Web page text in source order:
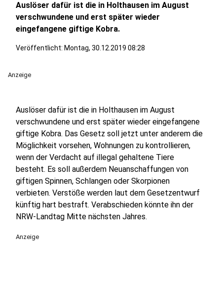
Auslöser dafür ist die in Holthausen im August
verschwundene und erst später wieder
eingefangene giftige Kobra.
Veröffentlicht: Montag, 30.12.2019 08:28
Anzeige
Auslöser dafür ist die in Holthausen im August
verschwundene und erst später wieder eingefangene
giftige Kobra. Das Gesetz soll jetzt unter anderem die
Möglichkeit vorsehen, Wohnungen zu kontrollieren,
wenn der Verdacht auf illegal gehaltene Tiere
besteht. Es soll außerdem Neuanschaffungen von
giftigen Spinnen, Schlangen oder Skorpionen
verbieten. Verstöße werden laut dem Gesetzentwurf
künftig hart bestraft. Verabschieden könnte ihn der
NRW-Landtag Mitte nächsten Jahres.
Anzeige